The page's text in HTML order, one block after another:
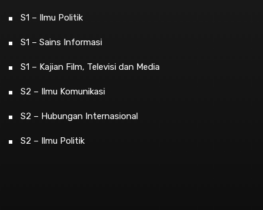
S1 – Ilmu Politik
S1 – Sains Informasi
S1 – Kajian Film, Televisi dan Media
S2 – Ilmu Komunikasi
S2 – Hubungan Internasional
S2 – Ilmu Politik